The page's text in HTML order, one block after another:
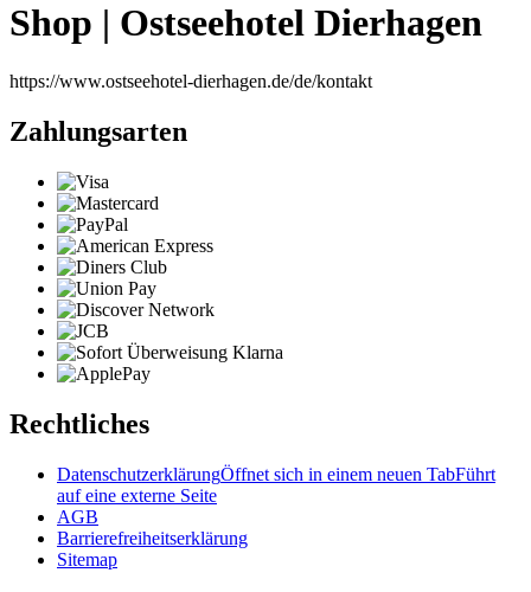
Shop | Ostseehotel Dierhagen
https://www.ostseehotel-dierhagen.de/de/kontakt
Zahlungsarten
Rechtliches
DatenschutzerklärungÖffnet sich in einem neuen TabFührt
auf eine externe Seite
AGB
Barrierefreiheitserklärung
Sitemap